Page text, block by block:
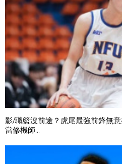
影/職籃沒前途？虎尾最強前鋒無
當修機師...